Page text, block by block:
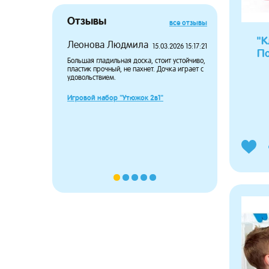
Отзывы все отзывы
Леонова Людмила 15.03.2026 15:17:21
Большая гладильная доска, стоит устойчиво,
пластик прочный, не пахнет. Дочка играет с
удовольствием.
Игровой набор "Утюжок 2в1"
Дочка